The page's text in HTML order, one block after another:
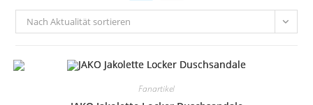
Nach Aktualität sortieren
Fanartikel